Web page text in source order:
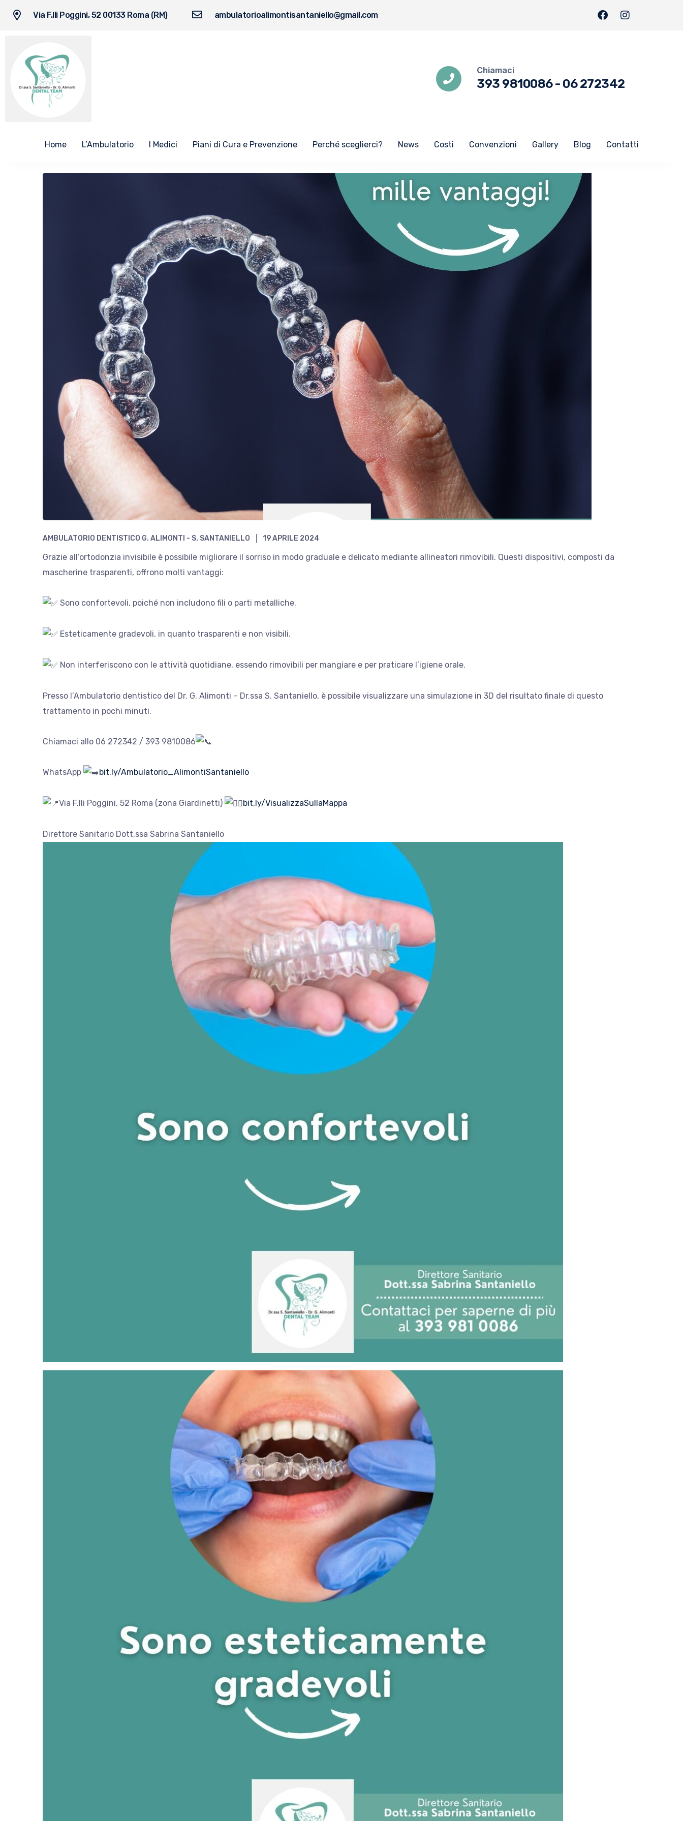
Via F.lli Poggini, 52 00133 Roma (RM) ambulatorioalimontisantaniello@gmail.com
Chiamaci
393 9810086- 06 272342
Home L’Ambulatorio I Medici Piani di Cura e Prevenzione Perché sceglierci? News Costi Convenzioni Gallery Blog Contatti
AMBULATORIO DENTISTICO G. ALIMONTI - S. SANTANIELLO 19 APRILE 2024
Grazie all’ortodonzia invisibile è possibile migliorare il sorriso in modo graduale e delicato mediante allineatori rimovibili. Questi dispositivi, composti da
mascherine trasparenti, offrono molti vantaggi:
Sono confortevoli, poiché non includono fili o parti metalliche.
Esteticamente gradevoli, in quanto trasparenti e non visibili.
Non interferiscono con le attività quotidiane, essendo rimovibili per mangiare e per praticare l’igiene orale.
Presso l’Ambulatorio dentistico del Dr. G. Alimonti – Dr.ssa S. Santaniello, è possibile visualizzare una simulazione in 3D del risultato finale di questo
trattamento in pochi minuti.
Chiamaci allo 06 272342 / 393 9810086
WhatsApp bit.ly/Ambulatorio_AlimontiSantaniello
Via F.lli Poggini, 52 Roma (zona Giardinetti) bit.ly/VisualizzaSullaMappa
Direttore Sanitario Dott.ssa Sabrina Santaniello